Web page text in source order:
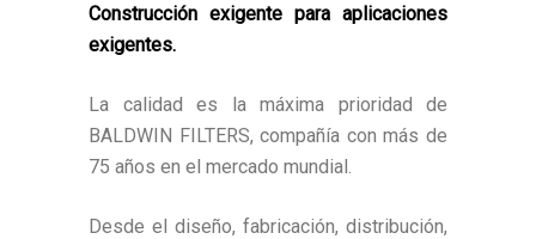
Construcción exigente para aplicaciones
exigentes.
La calidad es la máxima prioridad de
BALDWIN FILTERS, compañía con más de
75 años en el mercado mundial.
Desde el diseño, fabricación, distribución,